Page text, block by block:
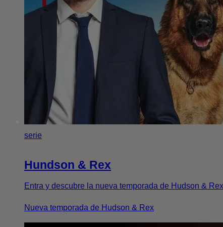
serie
Hundson & Rex
Entra y descubre la nueva temporada de Hudson & Rex
Nueva temporada de Hudson & Rex